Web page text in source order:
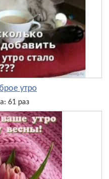
утро
61 раз